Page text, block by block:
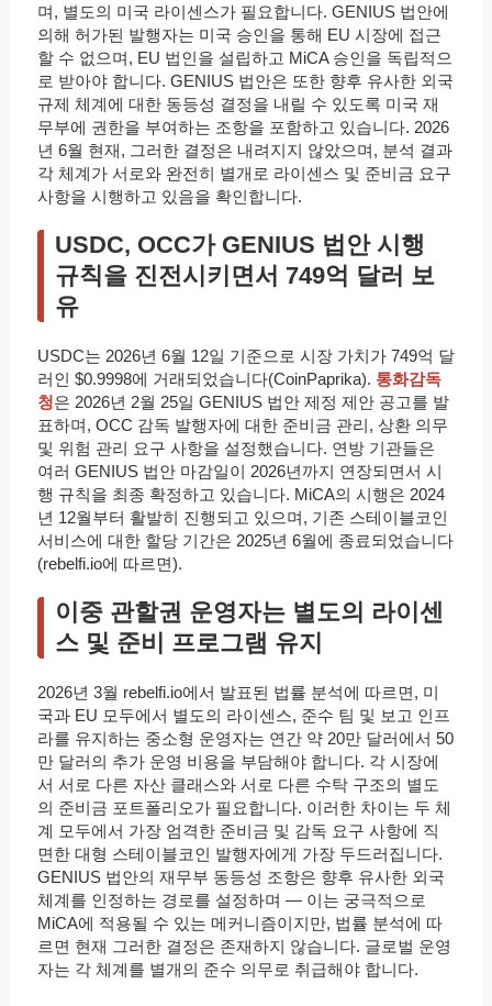
며, 별도의 미국 라이센스가 필요합니다. GENIUS 법안에
의해 허가된 발행자는 미국 승인을 통해 EU 시장에 접근
할 수 없으며, EU 법인을 설립하고 MiCA 승인을 독립적으
로 받아야 합니다. GENIUS 법안은 또한 향후 유사한 외국
규제 체계에 대한 동등성 결정을 내릴 수 있도록 미국 재
무부에 권한을 부여하는 조항을 포함하고 있습니다. 2026
년 6월 현재, 그러한 결정은 내려지지 않았으며, 분석 결과
각 체계가 서로와 완전히 별개로 라이센스 및 준비금 요구
사항을 시행하고 있음을 확인합니다.
USDC, OCC가 GENIUS 법안 시행
규칙을 진전시키면서 749억 달러 보
유
USDC는 2026년 6월 12일 기준으로 시장 가치가 749억 달
러인 $0.9998에 거래되었습니다(CoinPaprika). 통화감독
청은 2026년 2월 25일 GENIUS 법안 제정 제안 공고를 발
표하며, OCC 감독 발행자에 대한 준비금 관리, 상환 의무
및 위험 관리 요구 사항을 설정했습니다. 연방 기관들은
여러 GENIUS 법안 마감일이 2026년까지 연장되면서 시
행 규칙을 최종 확정하고 있습니다. MiCA의 시행은 2024
년 12월부터 활발히 진행되고 있으며, 기존 스테이블코인
서비스에 대한 할당 기간은 2025년 6월에 종료되었습니다
(rebelfi.io에 따르면).
이중 관할권 운영자는 별도의 라이센
스 및 준비 프로그램 유지
2026년 3월 rebelfi.io에서 발표된 법률 분석에 따르면, 미
국과 EU 모두에서 별도의 라이센스, 준수 팀 및 보고 인프
라를 유지하는 중소형 운영자는 연간 약 20만 달러에서 50
만 달러의 추가 운영 비용을 부담해야 합니다. 각 시장에
서 서로 다른 자산 클래스와 서로 다른 수탁 구조의 별도
의 준비금 포트폴리오가 필요합니다. 이러한 차이는 두 체
계 모두에서 가장 엄격한 준비금 및 감독 요구 사항에 직
면한 대형 스테이블코인 발행자에게 가장 두드러집니다.
GENIUS 법안의 재무부 동등성 조항은 향후 유사한 외국
체계를 인정하는 경로를 설정하며 — 이는 궁극적으로
MiCA에 적용될 수 있는 메커니즘이지만, 법률 분석에 따
르면 현재 그러한 결정은 존재하지 않습니다. 글로벌 운영
자는 각 체계를 별개의 준수 의무로 취급해야 합니다.